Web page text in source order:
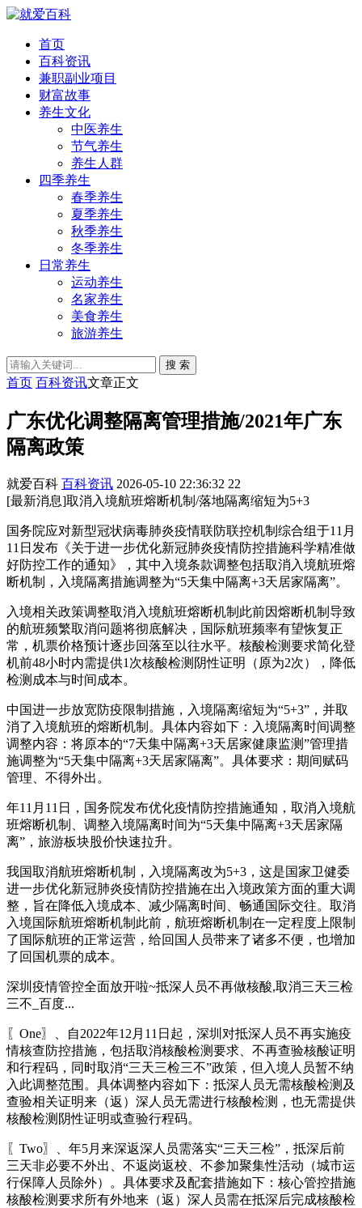
首页
百科资讯
兼职副业项目
财富故事
养生文化
中医养生
节气养生
养生人群
四季养生
春季养生
夏季养生
秋季养生
冬季养生
日常养生
运动养生
名家养生
美食养生
旅游养生
搜 索
首页 百科资讯文章正文
广东优化调整隔离管理措施/2021年广东
隔离政策
就爱百科 百科资讯 2026-05-10 22:36:32 22
[最新消息]取消入境航班熔断机制/落地隔离缩短为5+3
国务院应对新型冠状病毒肺炎疫情联防联控机制综合组于11月
11日发布《关于进一步优化新冠肺炎疫情防控措施科学精准做
好防控工作的通知》，其中入境条款调整包括取消入境航班熔
断机制，入境隔离措施调整为“5天集中隔离+3天居家隔离”。
入境相关政策调整取消入境航班熔断机制此前因熔断机制导致
的航班频繁取消问题将彻底解决，国际航班频率有望恢复正
常，机票价格预计逐步回落至以往水平。核酸检测要求简化登
机前48小时内需提供1次核酸检测阴性证明（原为2次），降低
检测成本与时间成本。
中国进一步放宽防疫限制措施，入境隔离缩短为“5+3”，并取
消了入境航班的熔断机制。具体内容如下：入境隔离时间调整
调整内容：将原本的“7天集中隔离+3天居家健康监测”管理措
施调整为“5天集中隔离+3天居家隔离”。具体要求：期间赋码
管理、不得外出。
年11月11日，国务院发布优化疫情防控措施通知，取消入境航
班熔断机制、调整入境隔离时间为“5天集中隔离+3天居家隔
离”，旅游板块股价快速拉升。
我国取消航班熔断机制，入境隔离改为5+3，这是国家卫健委
进一步优化新冠肺炎疫情防控措施在出入境政策方面的重大调
整，旨在降低入境成本、减少隔离时间、畅通国际交往。取消
入境国际航班熔断机制此前，航班熔断机制在一定程度上限制
了国际航班的正常运营，给回国人员带来了诸多不便，也增加
了回国机票的成本。
深圳疫情管控全面放开啦~抵深人员不再做核酸,取消三天三检
三不_百度...
〖One〗、自2022年12月11日起，深圳对抵深人员不再实施疫
情核查防控措施，包括取消核酸检测要求、不再查验核酸证明
和行程码，同时取消“三天三检三不”政策，但入境人员暂不纳
入此调整范围。具体调整内容如下：抵深人员无需核酸检测及
查验相关证明来（返）深人员无需进行核酸检测，也无需提供
核酸检测阴性证明或查验行程码。
〖Two〗、年5月来深返深人员需落实“三天三检”，抵深后前
三天非必要不外出、不返岗返校、不参加聚集性活动（城市运
行保障人员除外）。具体要求及配套措施如下：核心管控措施
核酸检测要求所有外地来（返）深人员需在抵深后完成核酸检